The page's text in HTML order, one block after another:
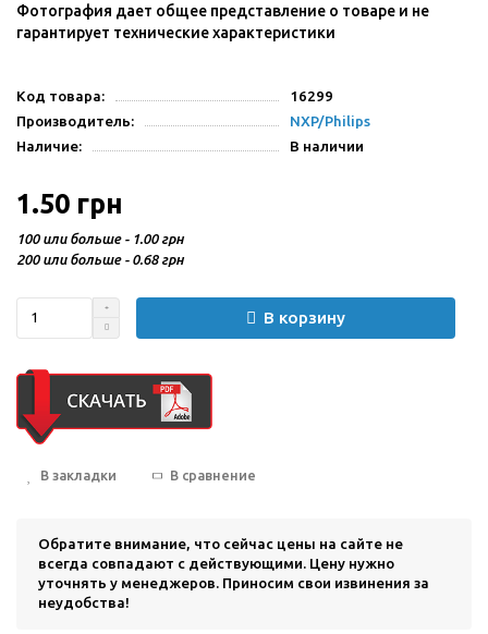
Фотография дает общее представление о товаре и не
гарантирует технические характеристики
Код товара:
16299
Производитель:
NXP/Philips
Наличие:
В наличии
1.50 грн
100 или больше - 1.00 грн
200 или больше - 0.68 грн
В корзину
В закладки В сравнение
Обратите внимание, что сейчас цены на сайте не
всегда совпадают с действующими. Цену нужно
уточнять у менеджеров. Приносим свои извинения за
неудобства!